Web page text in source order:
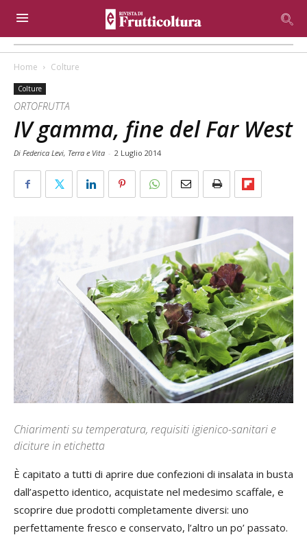
Home Colture
Colture
ORTOFRUTTA
IV gamma, fine del Far West
Di Federica Levi, Terra e Vita - 2 Luglio 2014
Chiarimenti su temperatura, requisiti igienico-sanitari e
diciture in etichetta
È capitato a tutti di aprire due confezioni di insalata in busta
dall’aspetto identico, acquistate nel medesimo scaffale, e
scoprire due prodotti completamente diversi: uno
perfettamente fresco e conservato, l’altro un po’ passato.